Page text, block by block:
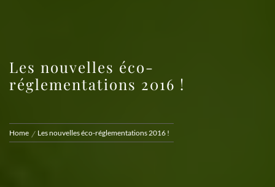
Les nouvelles éco-
réglementations 2016 !
Home Les nouvelles éco-réglementations 2016 !